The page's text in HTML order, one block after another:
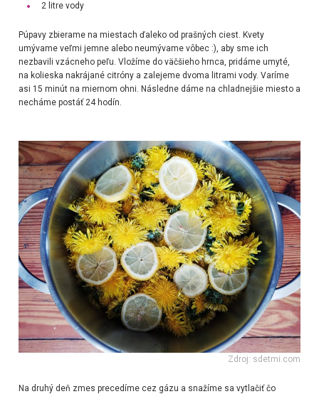
2 litre vody
Púpavy zbierame na miestach ďaleko od prašných ciest. Kvety
umývame veľmi jemne alebo neumývame vôbec :), aby sme ich
nezbavili vzácneho peľu. Vložíme do väčšieho hrnca, pridáme umyté,
na kolieska nakrájané citróny a zalejeme dvoma litrami vody. Varíme
asi 15 minút na miernom ohni. Následne dáme na chladnejšie miesto a
necháme postáť 24 hodín.
Zdroj: sdetmi.com
Na druhý deň zmes precedíme cez gázu a snažíme sa vytlačiť čo